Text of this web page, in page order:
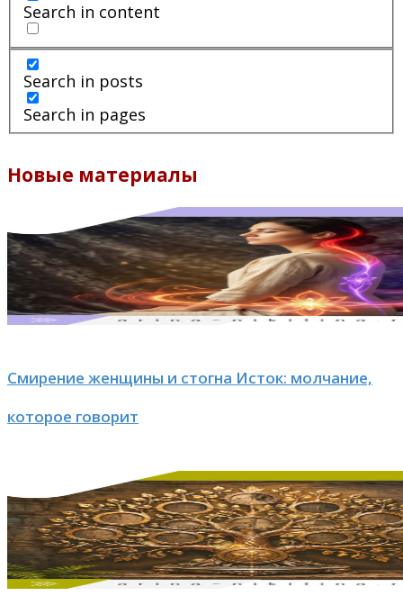
Search in content
Search in posts
Search in pages
Новые материалы
Смирение женщины и стогна Исток: молчание,
которое говорит